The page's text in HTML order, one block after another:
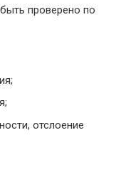
проверено по
отслоение